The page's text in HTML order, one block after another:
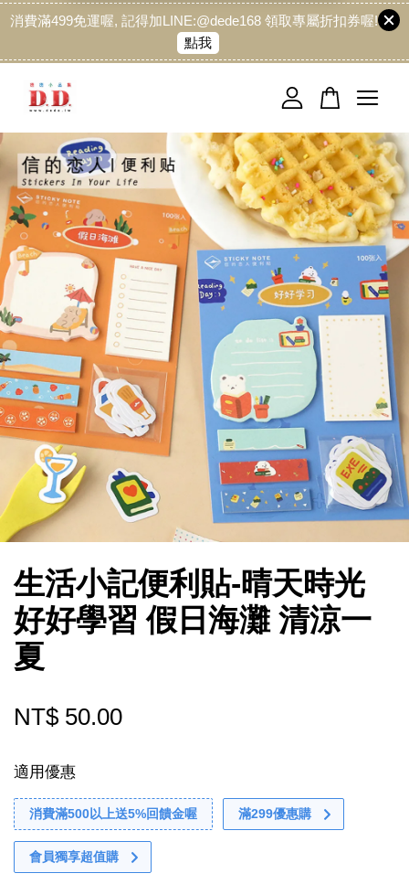
消費滿499免運喔, 記得加LINE:@dede168 領取專屬折扣券喔!
點我
生活小記便利貼-晴天時光
好好學習 假日海灘 清涼一
夏
NT$ 50.00
適用優惠
消費滿500以上送5%回饋金喔 滿299優惠購
會員獨享超值購
您的購物車目前還是空的。
繼續購物